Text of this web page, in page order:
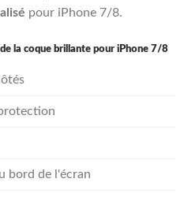
pour iPhone 7/8.
la coque brillante pour iPhone 7/8
bord de l'écran